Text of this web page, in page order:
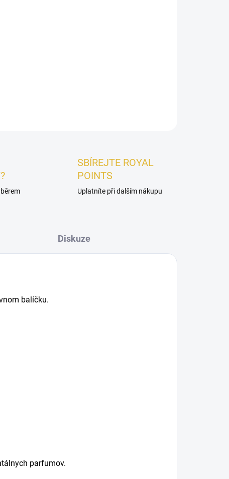
SBÍREJTE ROYAL
POINTS
Uplatníte při dalším nákupu
Diskuze
balíčku.
parfumov.